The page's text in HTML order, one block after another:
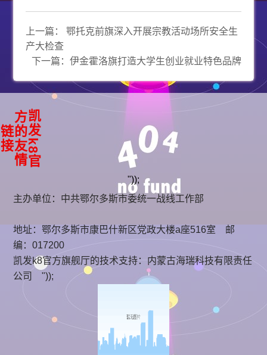
上一篇：鄂托克前旗深入开展宗教活动场所安全生
产大检查
下一篇： 伊金霍洛旗打造大学生创业就业特色品牌
凯
k
8
官
方
友
情
"));
主办单位：中共鄂尔多斯市委统一战线工作部
地址：鄂尔多斯市康巴什新区党政大楼a座516室 邮
编：017200
凯发k8官方旗舰厅的技术支持： 内蒙古海瑞科技有限责任
公司
"));